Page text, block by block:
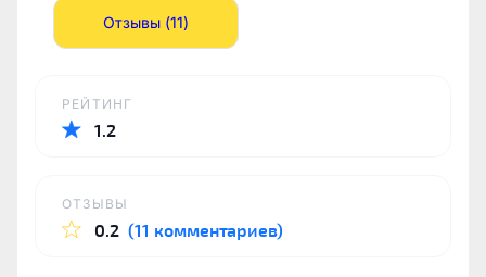
Отзывы (11)
РЕЙТИНГ
1.2
ОТЗЫВЫ
0.2 (11 комментариев)